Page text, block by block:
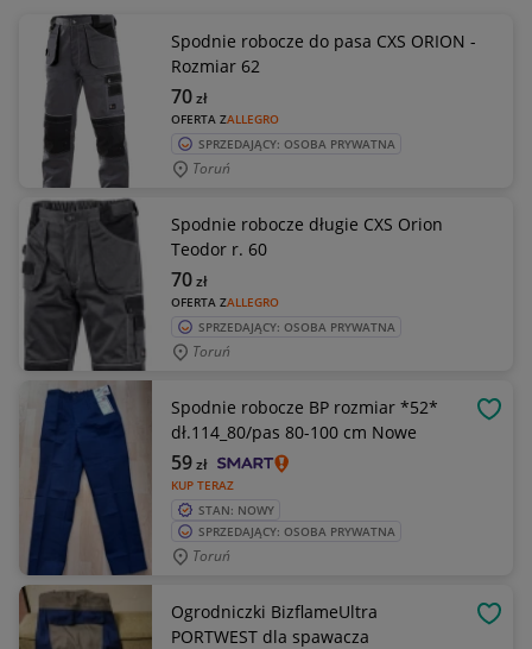
Spodnie robocze do pasa CXS ORION -
Rozmiar 62
OFERTA ZALLEGRO
70zł
SPRZEDAJĄCY: OSOBA PRYWATNA
Toruń
Spodnie robocze długie CXS Orion
Teodor r. 60
OFERTA ZALLEGRO
70zł
SPRZEDAJĄCY: OSOBA PRYWATNA
Toruń
Spodnie robocze BP rozmiar *52*
dł.114_80/pas 80-100 cm Nowe
KUP TERAZ
59zł
STAN: NOWY
SPRZEDAJĄCY: OSOBA PRYWATNA
Toruń
Ogrodniczki BizflameUltra
PORTWEST dla spawacza